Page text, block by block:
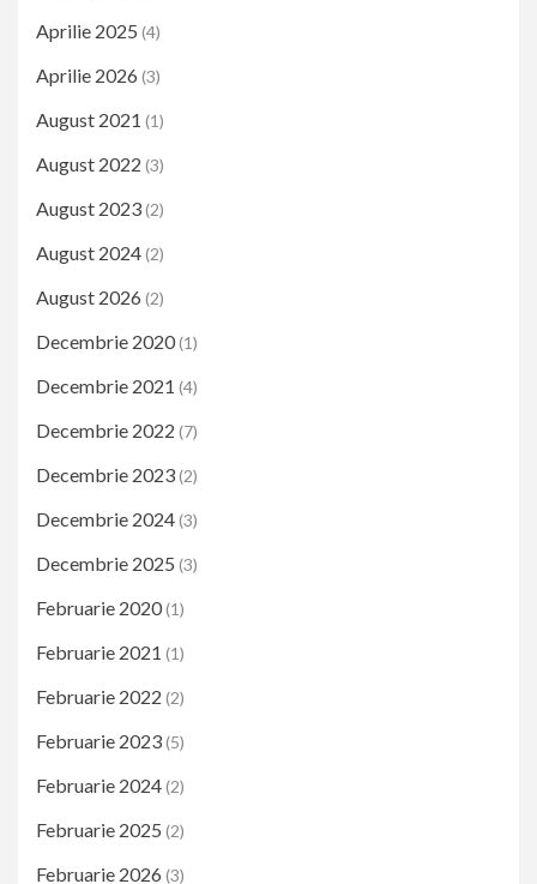
Aprilie 2025 (4)
Aprilie 2026 (3)
August 2021 (1)
August 2022 (3)
August 2023(2)
August 2024(2)
August 2026 (2)
Decembrie 2020(1)
Decembrie 2021 (4)
Decembrie 2022 (7)
Decembrie 2023(2)
Decembrie 2024(3)
Decembrie 2025 (3)
Februarie 2020(1)
Februarie 2021 (1)
Februarie 2022 (2)
Februarie 2023(5)
Februarie 2024(2)
Februarie 2025 (2)
Februarie 2026 (3)